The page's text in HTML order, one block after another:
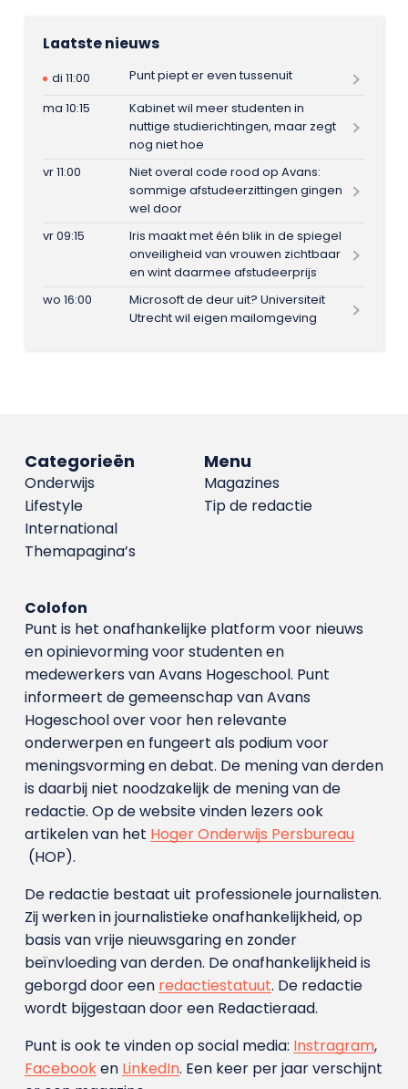
Laatste nieuws
di 11:00
Punt piept er even tussenuit
ma 10:15
Kabinet wil meer studenten in
nuttige studierichtingen, maar zegt
nog niet hoe
vr 11:00
Niet overal code rood op Avans:
sommige afstudeerzittingen gingen
wel door
vr 09:15
Iris maakt met één blik in de spiegel
onveiligheid van vrouwen zichtbaar
en wint daarmee afstudeerprijs
wo 16:00
Microsoft de deur uit? Universiteit
Utrecht wil eigen mailomgeving
Menu
Magazines
Tip de redactie
Categorieën
Onderwijs
Lifestyle
International
Themapagina’s
Colofon
Punt is het onafhankelijke platform voor nieuws
en opinievorming voor studenten en
medewerkers van Avans Hoge­school. Punt
informeert de gemeenschap van Avans
Hogeschool over voor hen relevante
onderwerpen en fungeert als podium voor
meningsvorming en debat. De mening van derden
is daarbij niet noodzakelijk de mening van de
redactie. Op de website vinden lezers ook
artikelen van het Hoger Onderwijs Persbureau
(HOP).
De redactie bestaat uit professionele journalisten.
Zij werken in journalistieke onafhankelijkheid, op
basis van vrije nieuwsgaring en zonder
beïnvloeding van derden. De onafhankelijkheid is
geborgd door een redactiestatuut. De redactie
wordt bijgestaan door een Redactieraad.
Punt is ook te vinden op social media: Instragram,
Facebooken LinkedIn. Een keer per jaar verschijnt